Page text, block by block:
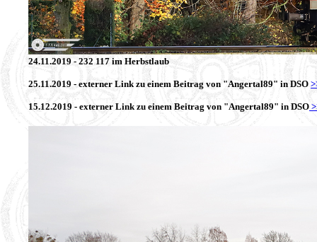
24.11.2019 - 232 117 im Herbstlaub
25.11.2019 - externer Link zu einem Beitrag von "Angertal89" in DSO
15.12.2019 - externer Link zu einem Beitrag von "Angertal89" in DSO